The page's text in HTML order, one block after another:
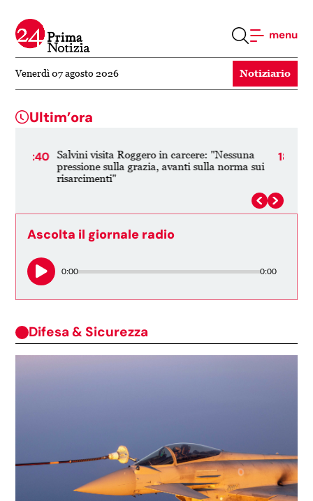
menu
Venerdì 07 agosto 2026 Notiziario
Ultim’ora
18:37
Cina: robot in servizio nel parco del Tempio
del Cielo a Pechino
Ascolta il giornale radio
0:00 0:00
Difesa & Sicurezza